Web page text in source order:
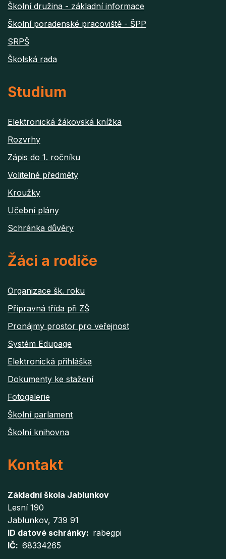
Školní družina - základní informace
Školní poradenské pracoviště - ŠPP
SRPŠ
Školská rada
Studium
Elektronická žákovská knížka
Rozvrhy
Zápis do 1. ročníku
Volitelné předměty
Kroužky
Učební plány
Schránka důvěry
Žáci a rodiče
Organizace šk. roku
Přípravná třída při ZŠ
Pronájmy prostor pro veřejnost
Systém Edupage
Elektronická přihláška
Dokumenty ke stažení
Fotogalerie
Školní parlament
Školní knihovna
Kontakt
Základní škola Jablunkov
Lesní 190
Jablunkov, 739 91
ID datové schránky
rabegpi
IČ
68334265